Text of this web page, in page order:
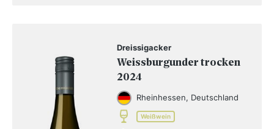
Dreissigacker
Weissburgunder trocken
2024
Rheinhessen, Deutschland
Weißwein